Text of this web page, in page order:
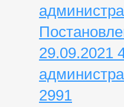
29.09.2021
2991